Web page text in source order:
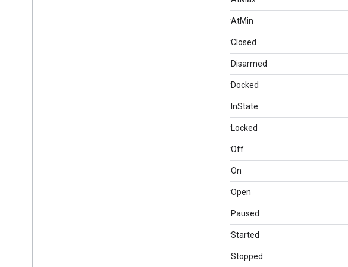
alreadyAtMin
alreadyClosed
alreadyDisarmed
alreadyDocked
alreadyInState
alreadyLocked
alreadyOff
alreadyOn
alreadyOpen
alreadyPaused
alreadyStarted
alreadyStopped